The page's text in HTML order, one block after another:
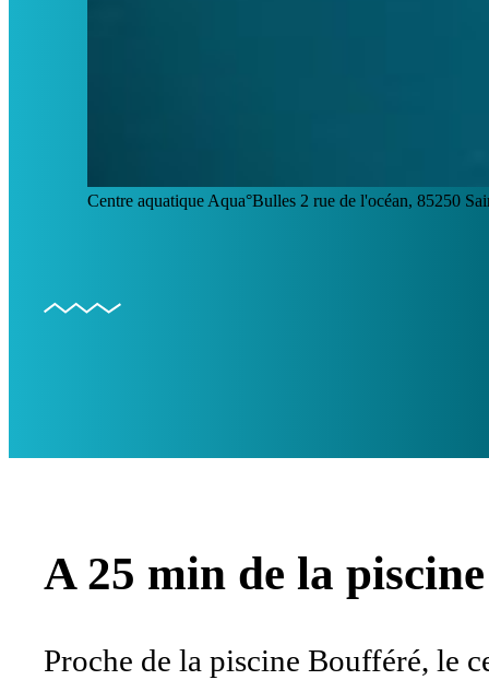
Centre aquatique Aqua°Bulles 2 rue de l'océan, 85250
A 25 min de la
Proche de la piscine Boufféré, le